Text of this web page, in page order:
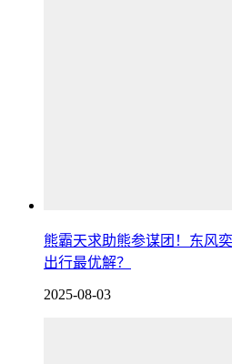
熊霸天求助熊参谋团！东风
出行最优解？
2025-08-03